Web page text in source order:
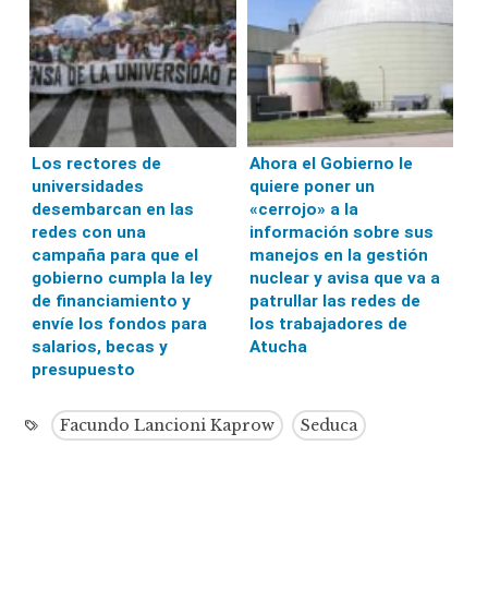
Los rectores de
universidades
desembarcan en las
redes con una
campaña para que el
gobierno cumpla la ley
de financiamiento y
envíe los fondos para
salarios, becas y
presupuesto
Ahora el Gobierno le
quiere poner un
«cerrojo» a la
información sobre sus
manejos en la gestión
nuclear y avisa que va a
patrullar las redes de
los trabajadores de
Atucha
Facundo Lancioni Kaprow Seduca